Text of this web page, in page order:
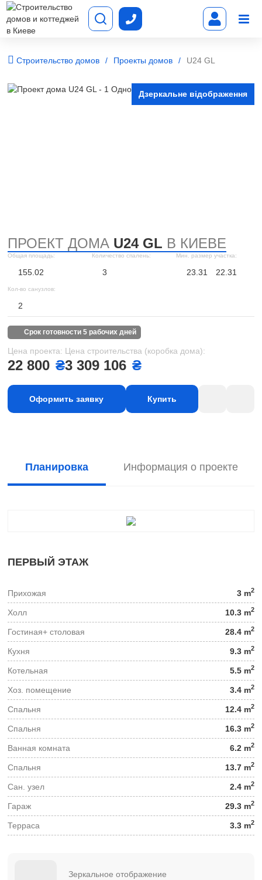
Строительство домов Проекты домов U24 GL
Дзеркальне відображення
ПРОЕКТ ДОМА U24 GL В КИЕВЕ
Общая площадь:
155.02
Количество спалень:
3
Мин. размер участка:
23.31 22.31
Кол-во санузлов:
2
срок готовности 5 рабочих дней
Цена проекта:
22 800 ₴
Цена строительства (коробка дома):
3 309 106 ₴
Оформить заявку Купить
Планировка Информация о проекте
ПЕРВЫЙ ЭТАЖ
Прихожая 3 m2
Холл 10.3 m2
Гостиная+ столовая 28.4 m2
Кухня 9.3 m2
Котельная 5.5 m2
Хоз. помещение 3.4 m2
Спальня 12.4 m2
Спальня 16.3 m2
Ванная комната 6.2 m2
Спальня 13.7 m2
Сан. узел 2.4 m2
Гараж 29.3 m2
Терраса 3.3 m2
Зеркальное отображение